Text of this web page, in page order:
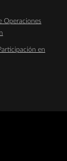
Operaciones
en